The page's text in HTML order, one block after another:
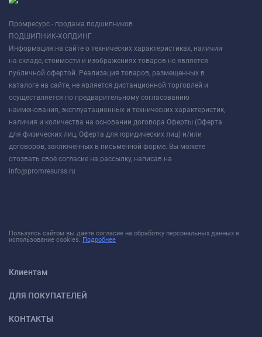
Промресурс - продажа подшипников
ПОДШИПНИК-ХОЛДИНГ
Информация на сайте о технических характеристиках, наличии
на складе, стоимости и изображениях товаров не является
публичной офертой. Реализация товаров, размещенных в
каталоге на сайте, не является дистанционной торговлей и
осуществляется по предварительному согласованию
наименования, эксплуатационных и технических характеристик,
наличия и количества на основании договора Оферты (Оферта
для физических лиц, Оферта для юридических лиц) и/или
договоров, заключенных в письменной форме. Вы можете
отозвать своё согласие на рассылку, написав на
info@promresurss.ru
Пользуясь сайтом вы даете согласие на обработку персональных данных и
использование cookies. Подробнее
Клиентам
ДЛЯ ПОКУПАТЕЛЕЙ
КОНТАКТЫ